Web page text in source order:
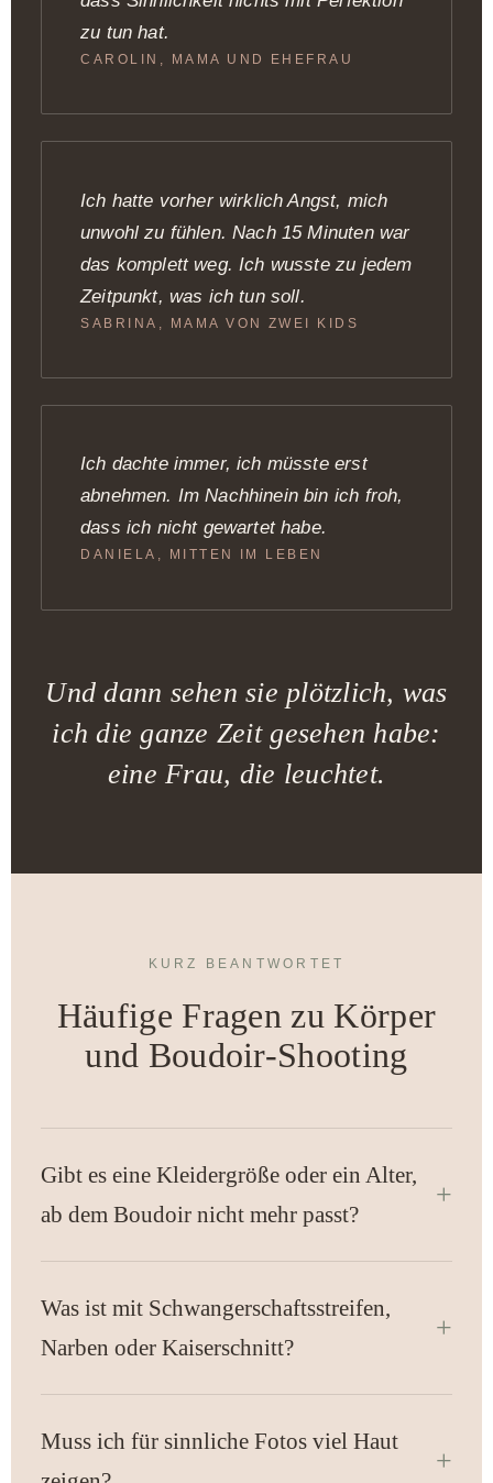
zu tun hat.
CAROLIN, MAMA UND EHEFRAU
Ich hatte vorher wirklich Angst, mich
unwohl zu fühlen. Nach 15 Minuten war
das komplett weg. Ich wusste zu jedem
Zeitpunkt, was ich tun soll.
SABRINA, MAMA VON ZWEI KIDS
Ich dachte immer, ich müsste erst
abnehmen. Im Nachhinein bin ich froh,
dass ich nicht gewartet habe.
DANIELA, MITTEN IM LEBEN
Und dann sehen sie plötzlich, was
ich die ganze Zeit gesehen habe:
eine Frau, die leuchtet.
KURZ BEANTWORTET
Häufige Fragen zu Körper
und Boudoir-Shooting
Gibt es eine Kleidergröße oder ein Alter,
ab dem Boudoir nicht mehr passt?
Was ist mit Schwangerschaftsstreifen,
Narben oder Kaiserschnitt?
Muss ich für sinnliche Fotos viel Haut